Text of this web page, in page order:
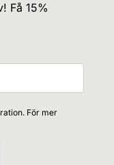
Få 15%
För mer